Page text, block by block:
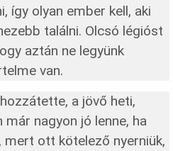
így olyan ember kell, aki
találni. Olcsó légióst
aztán ne legyünk
van.
a jövő heti,
nagyon jó lenne, ha
mert ott kötelező nyerniük,